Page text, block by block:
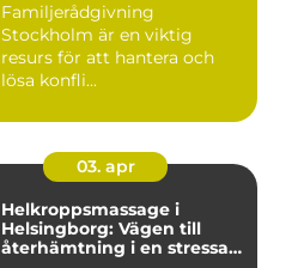
Familjerådgivning
Stockholm är en viktig
resurs för att hantera och
lösa konfli...
03. apr
Helkroppsmassage i
Helsingborg: Vägen till
återhämtning i en stressad